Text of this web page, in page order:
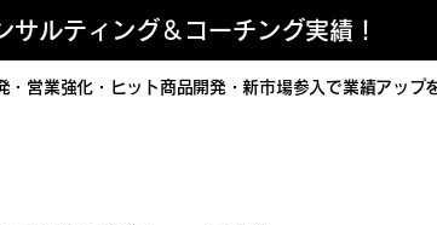
ルティング＆コーチング実績！
営業強化・ヒット商品開発・新市場参入で業績アッ